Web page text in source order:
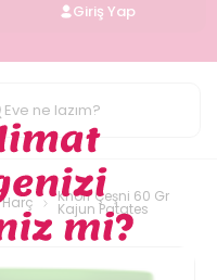
Giriş Yap
Harç Knorr Çeşni 60 Gr
Kajun Patates